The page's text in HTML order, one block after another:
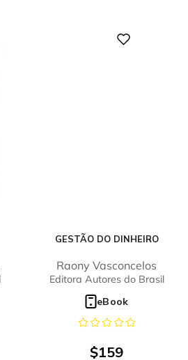
GESTÃO DO DINHEIRO
Raony Vasconcelos
Editora Autores do Brasil
eBook
$159